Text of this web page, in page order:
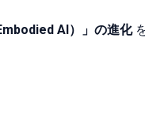
AI）」の進化